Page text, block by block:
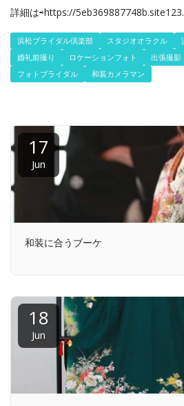
詳細は⇨https://
浜松ブライダル倶楽部 スタジオオラクル
婚礼前撮り
ロケーションフォト 出張撮影
フォトブライダル
和装カメラマン
17
Jun
和装に合うブーケ
18
Jun